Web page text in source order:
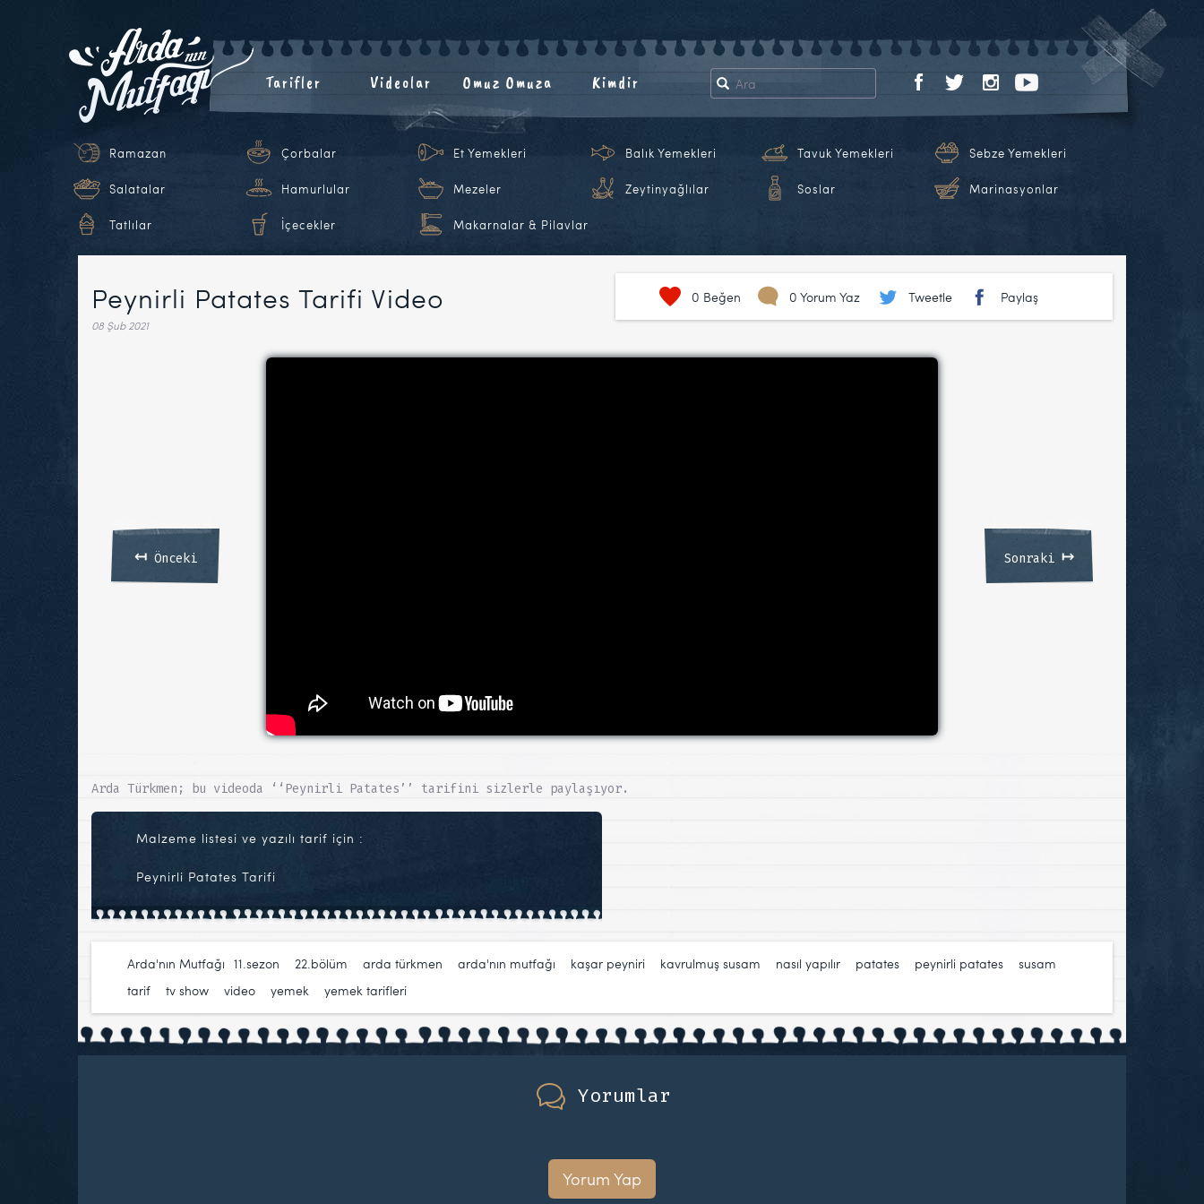
Tarifler Videolar Omuz Omuza Kimdir
Ramazan Çorbalar Et Yemekleri Balık Yemekleri Tavuk Yemekleri Sebze Yemekleri
Salatalar Hamurlular Mezeler Zeytinyağlılar Soslar Marinasyonlar
Tatlılar İçecekler Makarnalar & Pilavlar
Peynirli Patates Tarifi Video
08 Şub 2021
0 Beğen 0 Yorum Yaz Tweetle Paylaş
↤Önceki Sonraki ↦
Arda Türkmen; bu videoda ‘‘Peynirli Patates’’ tarifini sizlerle paylaşıyor.
Malzeme listesi ve yazılı tarif için :
Peynirli Patates Tarifi
Arda'nın Mutfağı 11.sezon 22.bölüm arda türkmen arda'nın mutfağı kaşar peyniri kavrulmuş susam nasıl yapılır patates peynirli patates susam
tarif
tv show video yemek yemek tarifleri
Yorumlar
Yorum Yap